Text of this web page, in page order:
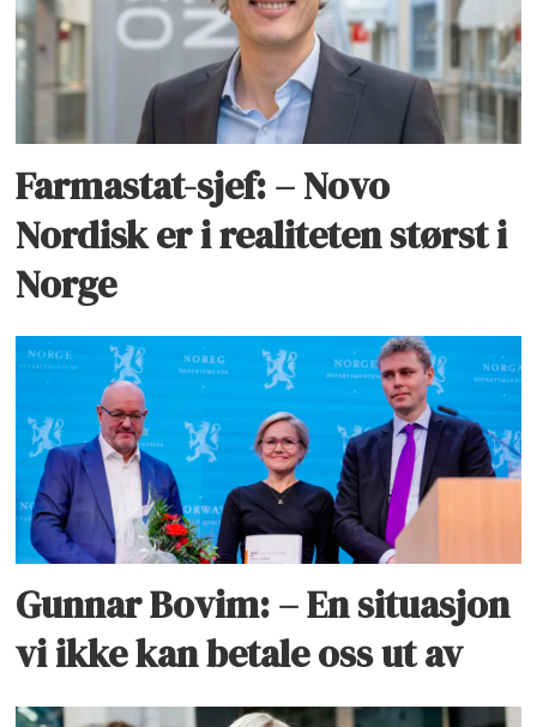
Farmastat-sjef: – Novo
Nordisk er i realiteten størst i
Norge
Gunnar Bovim: – En situasjon
vi ikke kan betale oss ut av